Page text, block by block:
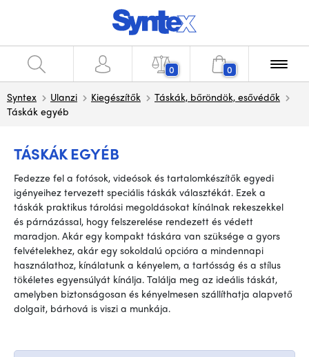
0 0
Syntex Ulanzi Kiegészítők
Táskák, bőröndök, esővédők
Táskák egyéb
TÁSKÁK EGYÉB
Fedezze fel a fotósok, videósok és tartalomkészítők egyedi
igényeihez tervezett speciális táskák választékát. Ezek a
táskák praktikus tárolási megoldásokat kínálnak rekeszekkel
és párnázással, hogy felszerelése rendezett és védett
maradjon. Akár egy kompakt táskára van szüksége a gyors
felvételekhez, akár egy sokoldalú opcióra a mindennapi
használathoz, kínálatunk a kényelem, a tartósság és a stílus
tökéletes egyensúlyát kínálja. Találja meg az ideális táskát,
amelyben biztonságosan és kényelmesen szállíthatja alapvető
dolgait, bárhová is viszi a munkája.